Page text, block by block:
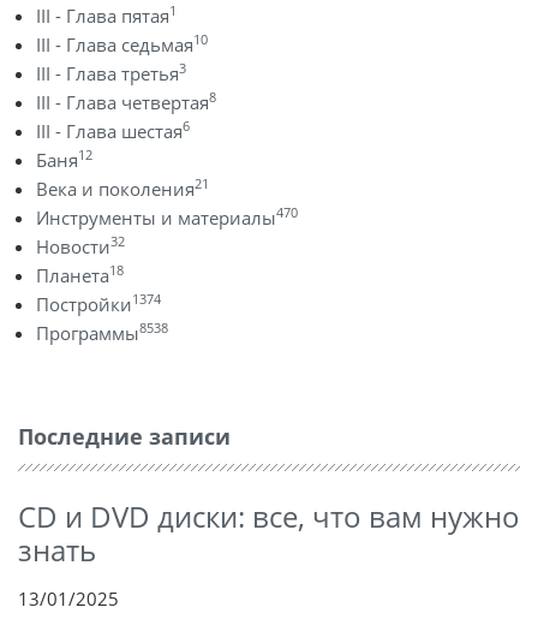
III - Глава пятая1
III - Глава седьмая10
III - Глава третья3
III - Глава четвертая8
III - Глава шестая6
Баня12
Века и поколения21
Инструменты и материалы470
Новости32
Планета18
Постройки1374
Программы8538
Последние записи
CD и DVD диски: все, что вам нужно
знать
13/01/2025